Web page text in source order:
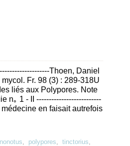
Thoen, Daniel
Fr. 98 (3) : 289-318U
liés aux Polypores. Note
n｡ 1 - II --------------------------
médecine en faisait autrefois
Inonotus, polypores, tinctorius,